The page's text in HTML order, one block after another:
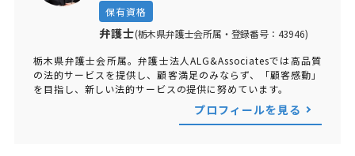
保有資格
弁護士(栃木県弁護士会所属・登録番号：43946)
栃木県弁護士会所属。弁護士法人ALG&Associatesでは高品質
の法的サービスを提供し、顧客満足のみならず、「顧客感動」
を目指し、新しい法的サービスの提供に努めています。
プロフィールを見る